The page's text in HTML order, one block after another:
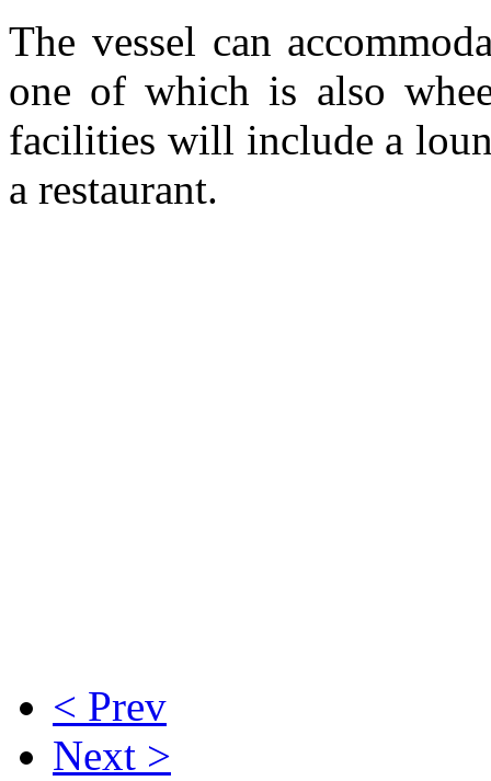
The vessel can
one of which is also
facilities will include a
a restaurant.
< Prev
Next >